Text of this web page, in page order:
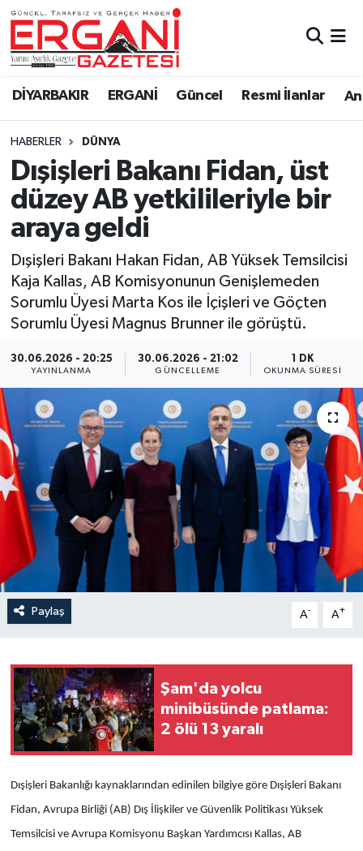
DİYARBAKIR ERGANİ Güncel Resmi İlanlar
HABERLER DÜNYA
Dışişleri Bakanı Fidan, üst
düzey AB yetkilileriyle bir
araya geldi
Dışişleri Bakanı Hakan Fidan, AB Yüksek Temsilcisi
Kaja Kallas, AB Komisyonunun Genişlemeden
Sorumlu Üyesi Marta Kos ile İçişleri ve Göçten
Sorumlu Üyesi Magnus Brunner ile görüştü.
30.06.2026 - 20:25
YAYINLANMA
30.06.2026 - 21:02
GÜNCELLEME
1 DK
OKUNMA SÜRESI
Paylaş A- A+
Şam'da yolcu
minibüsünde patlama:
2 ölü 13 yaralı
Dışişleri Bakanlığı kaynaklarından edinilen bilgiye göre Dışişleri Bakanı
Fidan, Avrupa Birliği (AB) Dış İlişkiler ve Güvenlik Politikası Yüksek
Temsilcisi ve Avrupa Komisyonu Başkan Yardımcısı Kallas, AB
DİYARBAKIR
BİSMİL
BAĞLAR
ERGANİ
Güncel
Eği̇ti̇m
Resmi İlanlar
Sağlık
Si̇yaset
Spor
Yaşam
Anali̇z
Bi̇li̇m & Teknoloji̇
Dünya
Eği̇ti̇m
Ergani Nöbetçi Eczaneler
Ergani Hava Durumu
Ergani Trafik Yoğunluk Haritası
Süper Lig Puan Durumu ve Fikstür
Tüm Manşetler
Son Dakika Haberleri
Haber Arşivi